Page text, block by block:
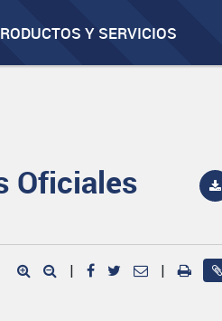
Y SERVICIOS
Oficiales
| |